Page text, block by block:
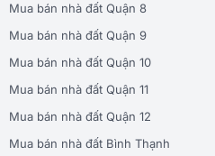
Mua bán nhà đất Quận 8
Mua bán nhà đất Quận 9
Mua bán nhà đất Quận 10
Mua bán nhà đất Quận 11
Mua bán nhà đất Quận 12
Mua bán nhà đất Bình Thạnh